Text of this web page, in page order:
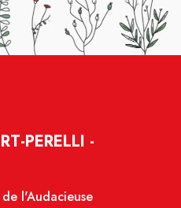
PERELLI -
de l'Audacieuse